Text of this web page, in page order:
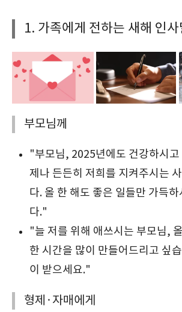
1. 가족에게 전하는 새해 인사
부모님께
"부모님, 2025년에도 건강하시고
제나 든든히 저희를 지켜주시는
다. 올 한 해도 좋은 일들만 가득하
다."
"늘 저를 위해 애쓰시는 부모님,
한 시간을 많이 만들어드리고 싶
이 받으세요."
형제·자매에게